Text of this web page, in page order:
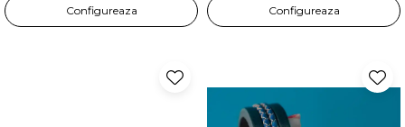
Configureaza Configureaza